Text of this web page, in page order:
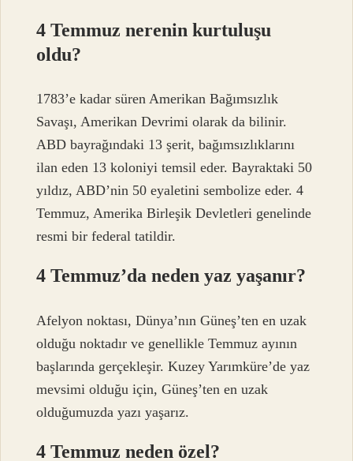
4 Temmuz nerenin kurtuluşu
oldu?
1783’e kadar süren Amerikan Bağımsızlık
Savaşı, Amerikan Devrimi olarak da bilinir.
ABD bayrağındaki 13 şerit, bağımsızlıklarını
ilan eden 13 koloniyi temsil eder. Bayraktaki 50
yıldız, ABD’nin 50 eyaletini sembolize eder. 4
Temmuz, Amerika Birleşik Devletleri genelinde
resmi bir federal tatildir.
4 Temmuz’da neden yaz yaşanır?
Afelyon noktası, Dünya’nın Güneş’ten en uzak
olduğu noktadır ve genellikle Temmuz ayının
başlarında gerçekleşir. Kuzey Yarımküre’de yaz
mevsimi olduğu için, Güneş’ten en uzak
olduğumuzda yazı yaşarız.
4 Temmuz neden özel?